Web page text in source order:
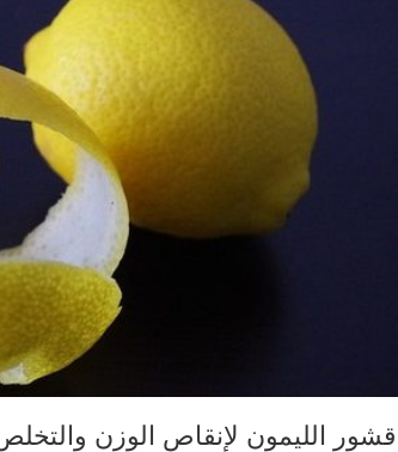
قشور الليمون لإنقاص الوزن